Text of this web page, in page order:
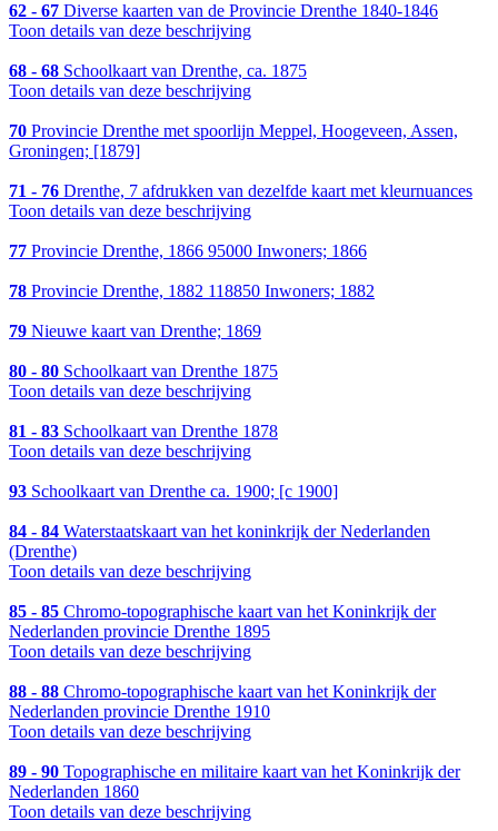
62 - 67 Diverse kaarten van de Provincie Drenthe 1840-1846
Toon details van deze beschrijving
68 - 68 Schoolkaart van Drenthe, ca. 1875
Toon details van deze beschrijving
70 Provincie Drenthe met spoorlijn Meppel, Hoogeveen, Assen,
Groningen; [1879]
71 - 76 Drenthe, 7 afdrukken van dezelfde kaart met kleurnuances
Toon details van deze beschrijving
77 Provincie Drenthe, 1866 95000 Inwoners; 1866
78 Provincie Drenthe, 1882 118850 Inwoners; 1882
79 Nieuwe kaart van Drenthe; 1869
80 - 80 Schoolkaart van Drenthe 1875
Toon details van deze beschrijving
81 - 83 Schoolkaart van Drenthe 1878
Toon details van deze beschrijving
93 Schoolkaart van Drenthe ca. 1900; [c 1900]
84 - 84 Waterstaatskaart van het koninkrijk der Nederlanden
(Drenthe)
Toon details van deze beschrijving
85 - 85 Chromo-topographische kaart van het Koninkrijk der
Nederlanden provincie Drenthe 1895
Toon details van deze beschrijving
88 - 88 Chromo-topographische kaart van het Koninkrijk der
Nederlanden provincie Drenthe 1910
Toon details van deze beschrijving
89 - 90 Topographische en militaire kaart van het Koninkrijk der
Nederlanden 1860
Toon details van deze beschrijving